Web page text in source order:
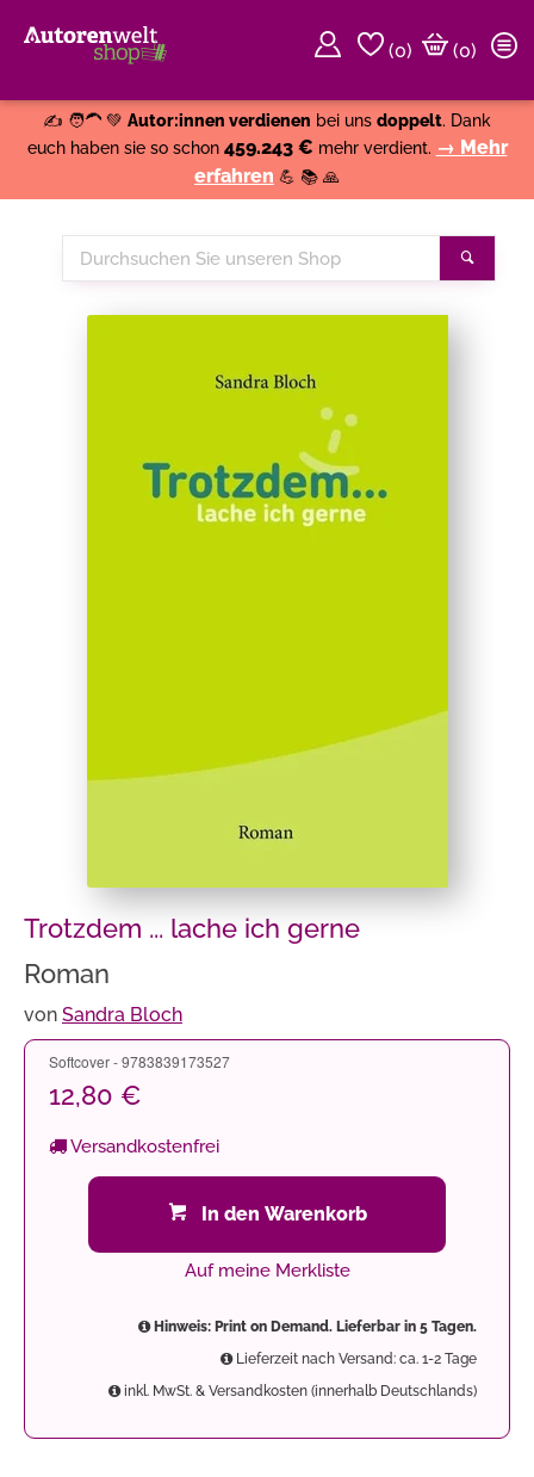
(0)
(0)
✍️ 🧑‍🦱 💚 Autor:innen verdienen bei uns doppelt. Dank
euch haben sie so schon 459.243 € mehr verdient. → Mehr
erfahren 💪 📚 🙏
Durchsuchen
Sie
Trotzdem ... lache ich gerne
Roman
von Sandra Bloch
Softcover - 9783839173527
12,80 €
Versandkostenfrei
In den Warenkorb
Auf meine Merkliste
Hinweis: Print on Demand. Lieferbar in 5 Tagen.
Lieferzeit nach Versand: ca. 1-2 Tage
inkl. MwSt. & Versandkosten (innerhalb Deutschlands)